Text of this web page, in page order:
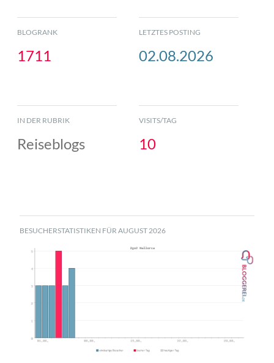
BLOGRANK
1711
LETZTES POSTING
02.08.2026
IN DER RUBRIK
Reiseblogs
VISITS/TAG
10
BESUCHERSTATISTIKEN FÜR AUGUST 2026